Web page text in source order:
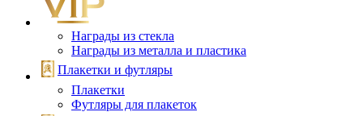
Награды из стекла
Награды из металла и пластика
Плакетки и футляры
Плакетки
Футляры для плакеток